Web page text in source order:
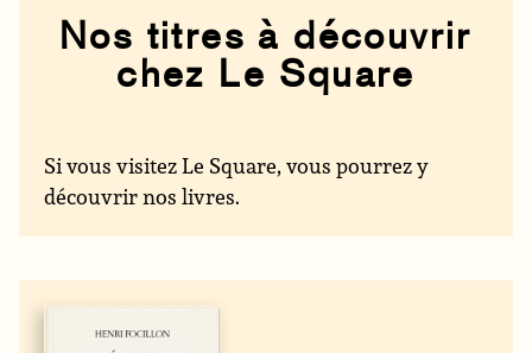
Nos titres à découvrir
chez Le Square
Si vous visitez Le Square, vous pourrez y
découvrir nos livres.